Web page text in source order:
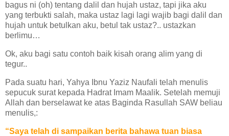
bagus ni (oh) tentang dalil dan hujah ustaz, tapi jika aku
yang terbukti salah, maka ustaz lagi lagi wajib bagi dalil dan
hujah untuk betulkan aku, betul tak ustaz?.. ustazkan
berlimu…
Ok, aku bagi satu contoh baik kisah orang alim yang di
tegur..
Pada suatu hari, Yahya Ibnu Yaziz Naufali telah menulis
sepucuk suratkepada Hadrat Imam Maalik. Setelah memuji
Allah dan berselawat ke atas Baginda Rasullah SAW beliau
menulis,:
“Saya telah di sampaikan berita bahawa tuan biasa